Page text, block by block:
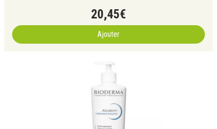
20,45€
Ajouter